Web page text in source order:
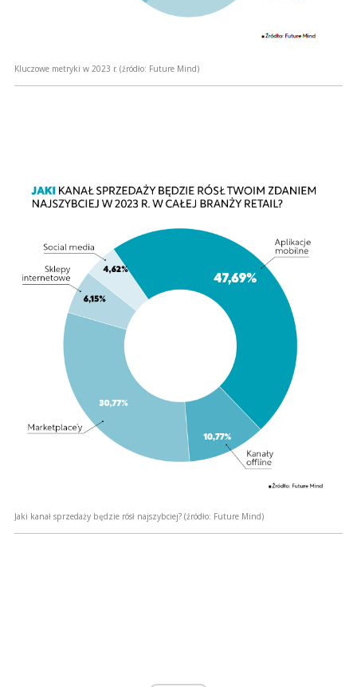
Kluczowe metryki w 2023 r. (źródło: Future Mind)
Jaki kanał sprzedaży będzie rósł najszybciej? (źródło: Future Mind)